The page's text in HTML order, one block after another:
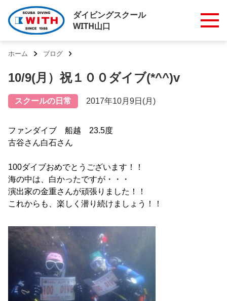
ダイビングスクール
WITH山口
ホーム ブログ
10/9(月）祝１００ダイブ(*^^)v
スクールの日常 2017年10月9日(月)
ファンダイブ 船越 23.5度
古谷さん白石さん
100ダイブおめでとうございます！！
海の中は、白かったですが・・・
演出家の金重さんが頑張りました！！
これからも、楽しく潜り続けましょう！！